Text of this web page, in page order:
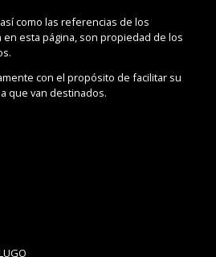
como las referencias de los
esta página, son propiedad de los
con el propósito de facilitar su
que van destinados.